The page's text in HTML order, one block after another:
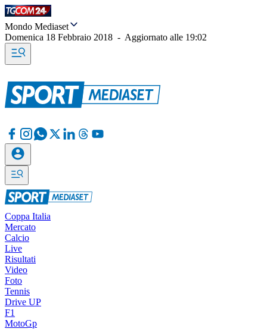
Mondo Mediaset
Domenica 18 Febbraio 2018 - Aggiornato alle 19:02
Coppa Italia
Mercato
Calcio
Live
Risultati
Video
Foto
Tennis
Drive UP
F1
MotoGp